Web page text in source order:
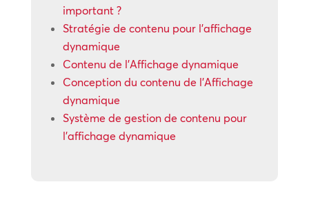
important ?
Stratégie de contenu pour l’affichage
dynamique
Contenu de l’Affichage dynamique
Conception du contenu de l’Affichage
dynamique
Système de gestion de contenu pour
l’affichage dynamique